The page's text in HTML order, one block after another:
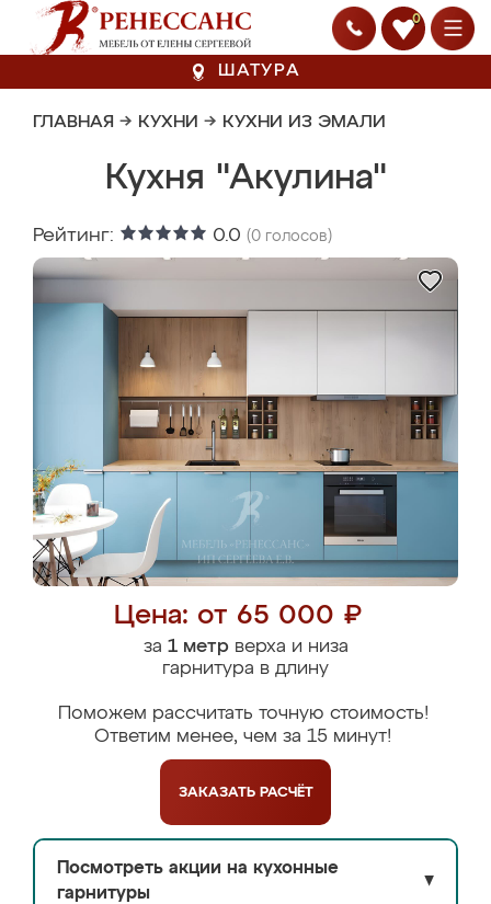
0
ШАТУРА
ГЛАВНАЯ → КУХНИ → КУХНИ ИЗ ЭМАЛИ
Кухня "Акулина"
Рейтинг: 0.0 (0 голосов)
Цена: от 65 000 ₽
за 1 метрверха и низа
гарнитура в длину
Поможем рассчитать точную стоимость!
Ответим менее, чем за 15 минут!
ЗАКАЗАТЬ РАСЧЁТ
Посмотреть акции на кухонные
гарнитуры
▼